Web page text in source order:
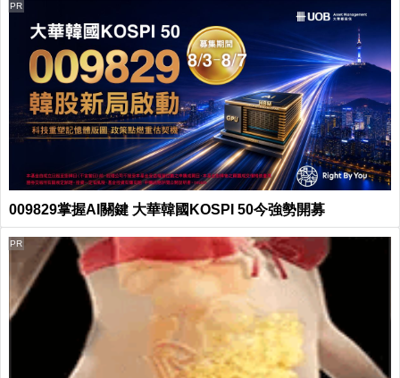
009829掌握AI關鍵 大華韓國KOSPI 50今強勢開募
PR
PR